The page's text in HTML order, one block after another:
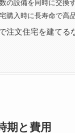
の設備を同時に交換
購入時に長寿命で高
注文住宅を建てる
期と費用